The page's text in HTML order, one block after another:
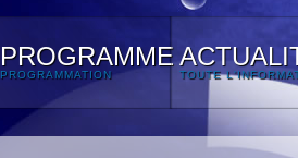
PROGRAMME
PROGRAMMATION TOUTE